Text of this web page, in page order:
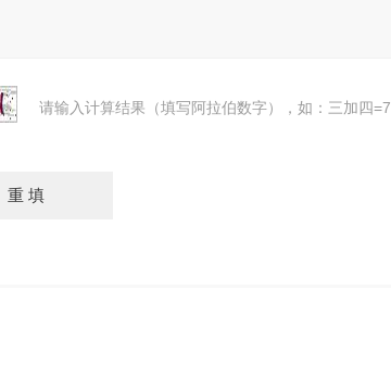
请输入计算结果（填写阿拉伯数字），如：三加四=7